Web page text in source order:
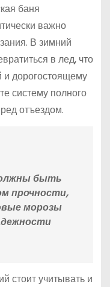
баня
важно
В зимний
в лед, что
и дорогостоящему
систему полного
отъездом.
быть
прочности,
морозы
стоит учитывать и